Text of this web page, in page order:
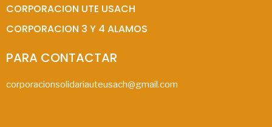
CORPORACION UTE USACH
CORPORACION 3 Y 4 ALAMOS
PARA CONTACTAR
corporacionsolidariauteusach@gmail.com